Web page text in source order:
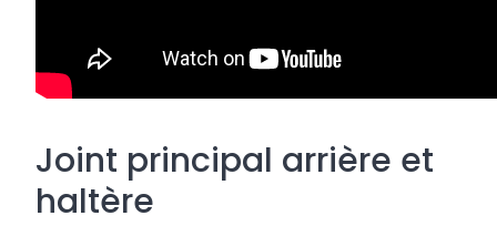
Joint principal arrière et
haltère